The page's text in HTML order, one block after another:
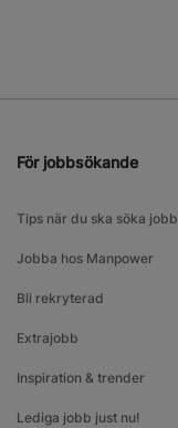
För jobbsökande
Tips när du ska söka jobb
Jobba hos Manpower
Bli rekryterad
Extrajobb
Inspiration & trender
Lediga jobb just nu!